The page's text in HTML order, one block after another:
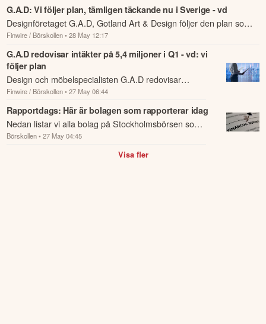
G.A.D: Vi följer plan, tämligen täckande nu i Sverige - vd
Designföretaget G.A.D, Gotland Art & Design följer den plan som
bolaget satte upp i samband med noteringen under förra året.
Finwire / Börskollen • 28 May 12:17
G.A.D redovisar intäkter på 5,4 miljoner i Q1 - vd: vi
följer plan
Design och möbelspecialisten G.A.D redovisar
rörelseintäkter på 5,4 miljoner kronor under det första
kvartalet.
Finwire / Börskollen • 27 May 06:44
Rapportdags: Här är bolagen som rapporterar idag
Nedan listar vi alla bolag på Stockholmsbörsen som
rapporterar idag den 27 maj.
Börskollen • 27 May 04:45
Visa fler